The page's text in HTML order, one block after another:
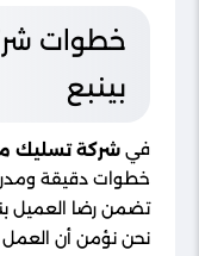
خطوات
بينبع
في شركة تسليك
خطوات دقيقة
تضمن رضا العميل بنسبة
نحن نؤمن أن العمل